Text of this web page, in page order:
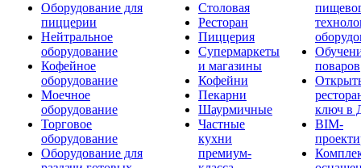
Оборудование для
пиццерии
Нейтральное
оборудование
Кофейное
оборудование
Моечное
оборудование
Торговое
оборудование
Оборудование для
Столовая
Ресторан
Пиццерия
Супермаркеты
и магазины
Кофейни
Пекарни
Шаурмичные
Частные
кухни
премиум-
поваров
ключ в
BIM-